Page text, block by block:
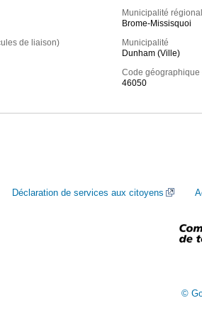
de liaison)
Municipalité
Brome-Missisquoi
Municipalité
Dunham (Ville)
Code
46050
Déclaration de services aux citoyens
©